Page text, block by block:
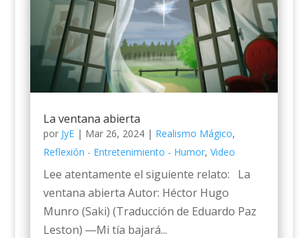
La ventana abierta
por JyE| Mar 26, 2024| Realismo Mágico,
Reflexión - Entretenimiento - Humor, Video
Lee atentamente el siguiente relato: La
ventana abierta Autor: Héctor Hugo
Munro (Saki) (Traducción de Eduardo Paz
Leston) ―Mi tía bajará...